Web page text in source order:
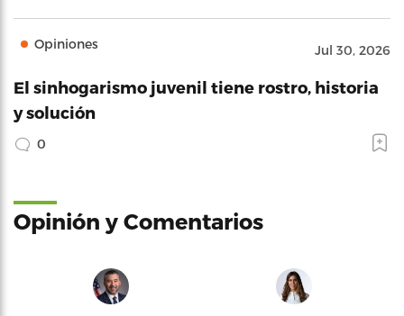
Opiniones Jul 30, 2026
El sinhogarismo juvenil tiene rostro, historia
y solución
0
Opinión y Comentarios